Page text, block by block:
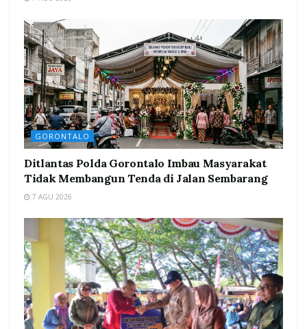
GORONTALO
Ditlantas Polda Gorontalo Imbau Masyarakat
Tidak Membangun Tenda di Jalan Sembarang
7 AGU 2026